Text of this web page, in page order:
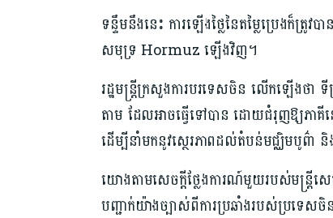
ទន្ទឹមនឹងនេះ ការឡើងថ្លៃនៃតម្លៃប្រេងក៏ត្រូវ
សមុទ្រ Hormuz ឡើងវិញ។
រដ្ឋមន្ត្រីក្រសួងការបរទេសចិន លើកឡើងថា ទី
តាម ដែលអាចធ្វើទៅបាន ដោយជំរុញឱ្យភា
ដើម្បីនាំមកនូវស្ថេរភាពដល់តំបន់មជ្ឈិមបូព៌
យោងតាមសេចក្តីថ្លែងការណ៍មួយរបស់មន្ត្រីស
បញ្ជាក់យ៉ាងច្បាស់ពីការប្រឆាំងរបស់ប្រទេ